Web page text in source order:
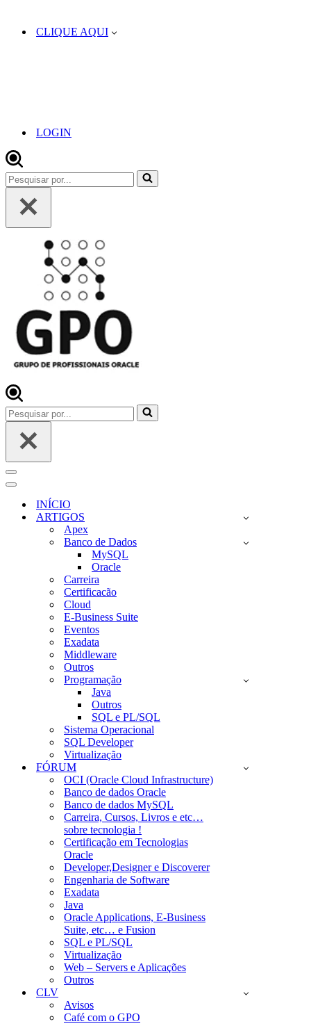
CLIQUE AQUI
LOGIN
Pesquisar
por...
Pesquisar
por...
Menu
de
navegação
Menu
navegaçãoINÍCIO
ARTIGOS
Apex
Banco de Dados
MySQL
Oracle
Carreira
Certificacão
Cloud
E-Business Suite
Eventos
Exadata
Middleware
Outros
Programação
Java
Outros
SQL e PL/SQL
Sistema Operacional
SQL Developer
Virtualização
FÓRUM
OCI (Oracle Cloud Infrastructure)
Banco de dados Oracle
Banco de dados MySQL
Carreira, Cursos, Livros e etc…
sobre tecnologia !
Certificação em Tecnologias
Oracle
Developer,Designer e Discoverer
Engenharia de Software
Exadata
Java
Oracle Applications, E-Business
Suite, etc… e Fusion
SQL e PL/SQL
Virtualização
Web – Servers e Aplicações
Outros
CLV
Avisos
Café com o GPO